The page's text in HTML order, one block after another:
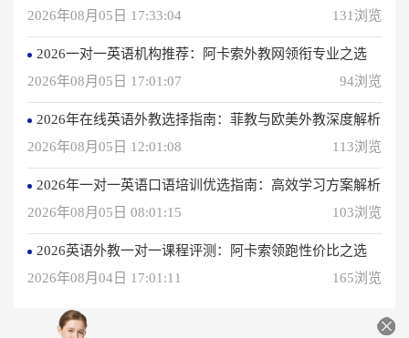
2026年08月05日 17:33:04
131浏览
2026一对一英语机构推荐：阿卡索外教网领衔专业之选
2026年08月05日 17:01:07
94浏览
2026年在线英语外教选择指南：菲教与欧美外教深度解析
2026年08月05日 12:01:08
113浏览
2026年一对一英语口语培训优选指南：高效学习方案解析
2026年08月05日 08:01:15
103浏览
2026英语外教一对一课程评测：阿卡索领跑性价比之选
2026年08月04日 17:01:11
165浏览